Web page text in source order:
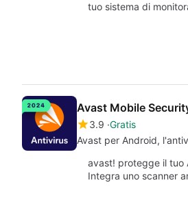
tuo sistema di
Avast Mobile
3.9 Gratis
Avast per Android,
avast! protegge il tuo
Integra uno scanner